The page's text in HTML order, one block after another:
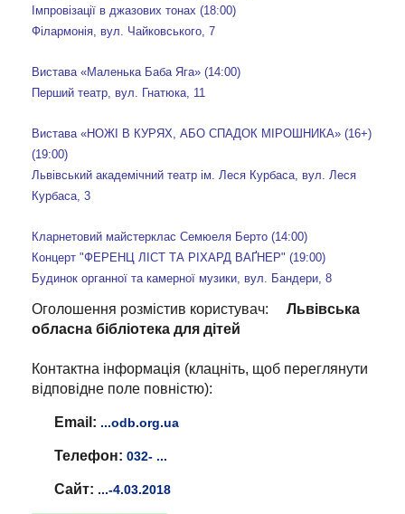
Імпровізації в джазових тонах (18:00)
Філармонія, вул. Чайковського, 7
Вистава «Маленька Баба Яга» (14:00)
Перший театр, вул. Гнатюка, 11
Вистава «НОЖІ В КУРЯХ, АБО СПАДОК МІРОШНИКА» (16+)
(19:00)
Львівський академічний театр ім. Леся Курбаса, вул. Леся
Курбаса, 3
Кларнетовий майстерклас Семюеля Берто (14:00)
Концерт "ФЕРЕНЦ ЛІСТ ТА РІХАРД ВАҐНЕР" (19:00)
Будинок органної та камерної музики, вул. Бандери, 8
Оголошення розмістив користувач:
Львівська
обласна бібліотека для дітей
Контактна інформація (клацніть, щоб переглянути
відповідне поле повністю):
Email: ...odb.org.ua
Телефон: 032- ...
Сайт: ...-4.03.2018